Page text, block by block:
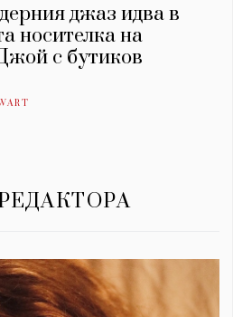
джаз идва в
носителка на
с бутиков